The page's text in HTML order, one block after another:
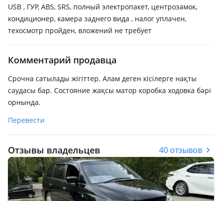
USB , ГУР, ABS, SRS, полный электропакет, центрозамок,
кондиционер, камера заднего вида , налог уплачен,
техосмотр пройден, вложений не требует
Комментарий продавца
Срочна сатылады жігіттер. Алам деген кісілерге нақты
саудасы бар. Состояние жақсы матор коробка ходовка бәрі
орнында.
Перевести
Отзывы владельцев 40 отзывов